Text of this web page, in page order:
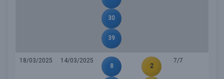
30
39
18/03/2025
14/03/2025
8
2
7/7